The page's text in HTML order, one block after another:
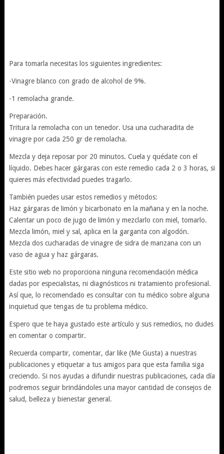
Para tomarla necesitas los siguientes ingredientes:
-Vinagre blanco con grado de alcohol de 9%.
-1 remolacha grande.
Preparación.
Tritura la remolacha con un tenedor. Usa una cucharadita de
vinagre por cada 250 gr de remolacha.
Mezcla y deja reposar por 20 minutos. Cuela y quédate con el
líquido. Debes hacer gárgaras con este remedio cada 2 o 3 horas, si
quieres más efectividad puedes tragarlo.
También puedes usar estos remedios y métodos:
Haz gárgaras de limón y bicarbonato en la mañana y en la noche.
Calentar un poco de jugo de limón y mezclarlo con miel, tomarlo.
Mezcla limón, miel y sal, aplica en la garganta con algodón.
Mezcla dos cucharadas de vinagre de sidra de manzana con un
vaso de agua y haz gárgaras.
Este sitio web no proporciona ninguna recomendación médica
dadas por especialistas, ni diagnósticos ni tratamiento profesional.
Así que, lo recomendado es consultar con tu médico sobre alguna
inquietud que tengas de tu problema médico.
Espero que te haya gustado este artículo y sus remedios, no dudes
en comentar o compartir.
Recuerda compartir, comentar, dar like (Me Gusta) a nuestras
publicaciones y etiquetar a tus amigos para que esta familia siga
creciendo. Si nos ayudas a difundir nuestras publicaciones, cada día
podremos seguir brindándoles una mayor cantidad de consejos de
salud, belleza y bienestar general.